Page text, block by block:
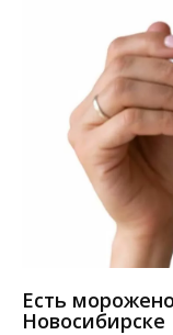
Есть
Новосибирске